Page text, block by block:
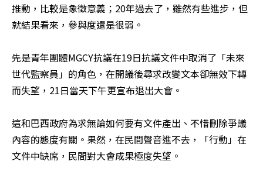
推動，比較是象徵意義；20年過去了，雖然有些進步，但
就結果看來，參與度還是很弱。
先是青年團體MGCY抗議在19日抗議文件中取消了「未來
世代監察員」的角色，在開議後尋求改變文本卻無效下轉
而失望，21日當天下午更宣布退出大會。
這和巴西政府為求無論如何要有文件產出、不惜刪除爭議
內容的態度有關。果然，在民間聲音進不去，「行動」在
文件中缺席，民間對大會成果極度失望。